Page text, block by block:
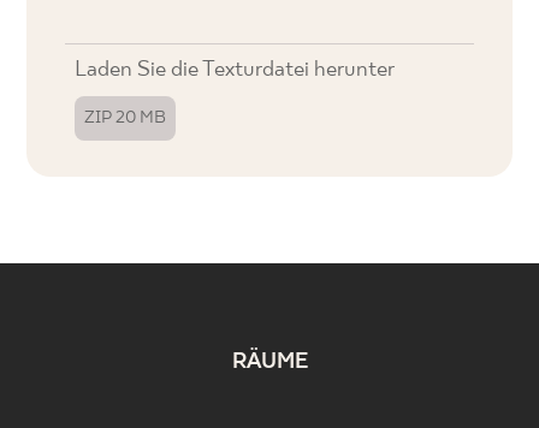
Laden Sie die Texturdatei herunter
ZIP 20 MB
RÄUME